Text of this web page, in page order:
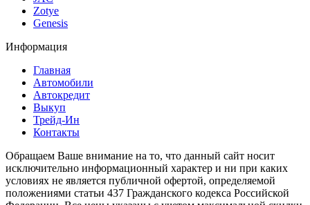
Zotye
Genesis
Информация
Главная
Автомобили
Автокредит
Выкуп
Трейд-Ин
Контакты
Обращаем Ваше внимание на то, что данный сайт носит
исключительно информационный характер и ни при каких
условиях не является публичной офертой, определяемой
положениями статьи 437 Гражданского кодекса Российской